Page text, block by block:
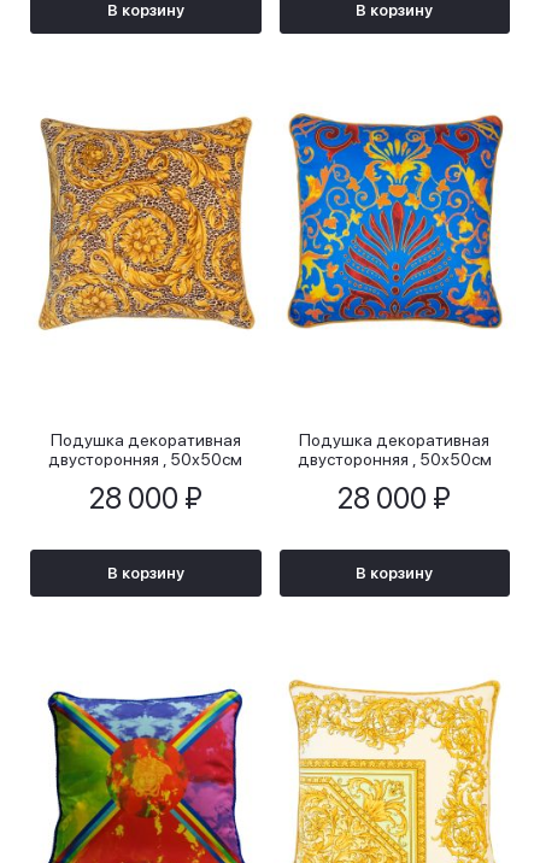
В корзину В корзину
Подушка декоративная
двусторонняя , 50х50см
28 000 ₽
В корзину
Подушка декоративная
двусторонняя , 50х50см
28 000 ₽
В корзину